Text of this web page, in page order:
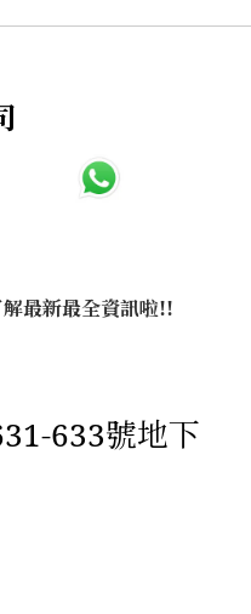
店
最新最全資訊啦!!
633號地下